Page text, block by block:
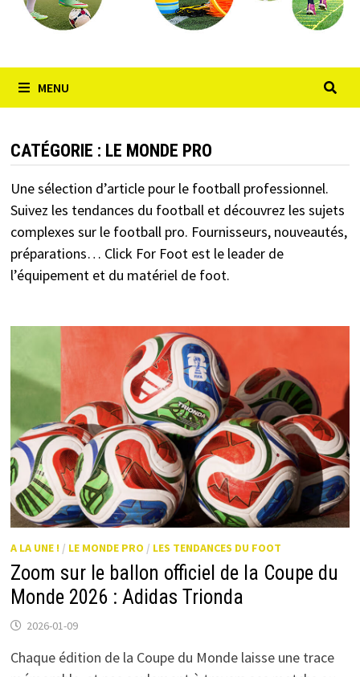
MENU
CATÉGORIE : LE MONDE PRO
Une sélection d’article pour le football professionnel.
Suivez les tendances du football et découvrez les sujets
complexes sur le football pro. Fournisseurs, nouveautés,
préparations… Click For Foot est le leader de
l’équipement et du matériel de foot.
A LA UNE ! / LE MONDE PRO / LES TENDANCES DU FOOT
Zoom sur le ballon officiel de la Coupe du
Monde 2026 : Adidas Trionda
2026-01-09
Chaque édition de la Coupe du Monde laisse une trace